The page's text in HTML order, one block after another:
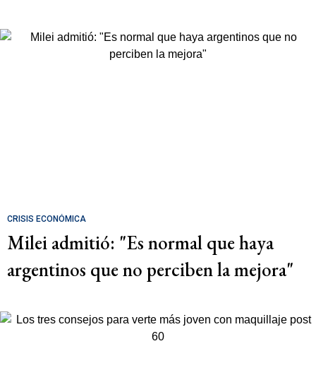
CRISIS ECONÓMICA
Milei admitió: "Es normal que haya
argentinos que no perciben la mejora"